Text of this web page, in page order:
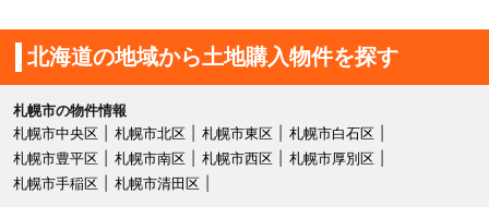
北海道の地域から土地購入物件を探す
札幌市の物件情報
札幌市中央区
札幌市北区 札幌市東区
札幌市白石区
札幌市豊平区
札幌市南区 札幌市西区
札幌市厚別区
札幌市手稲区
札幌市清田区